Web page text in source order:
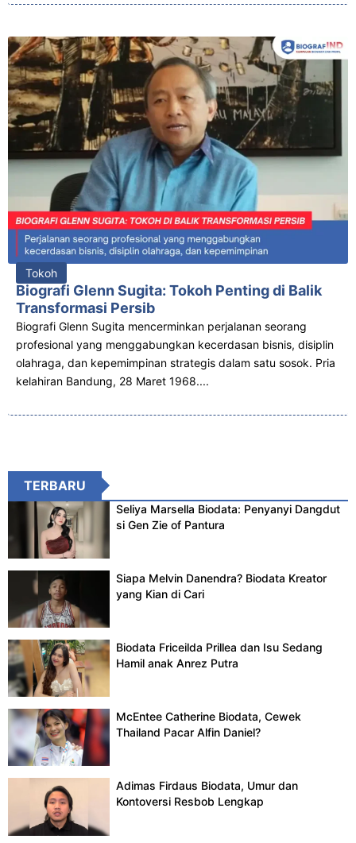
Tokoh
Biografi Glenn Sugita: Tokoh Penting di Balik
Transformasi Persib
Biografi Glenn Sugita mencerminkan perjalanan seorang
profesional yang menggabungkan kecerdasan bisnis, disiplin
olahraga, dan kepemimpinan strategis dalam satu sosok. Pria
kelahiran Bandung, 28 Maret 1968....
TERBARU
Seliya Marsella Biodata: Penyanyi Dangdut
si Gen Zie of Pantura
Siapa Melvin Danendra? Biodata Kreator
yang Kian di Cari
Biodata Friceilda Prillea dan Isu Sedang
Hamil anak Anrez Putra
McEntee Catherine Biodata, Cewek
Thailand Pacar Alfin Daniel?
Adimas Firdaus Biodata, Umur dan
Kontoversi Resbob Lengkap